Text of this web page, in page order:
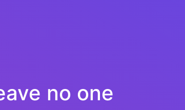
no one